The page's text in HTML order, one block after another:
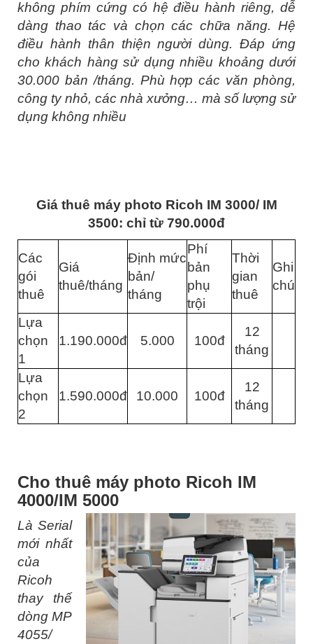
không phím cứng có hệ điều hành riêng, dễ
dàng thao tác và chọn các chữa năng. Hệ
điều hành thân thiện người dùng. Đáp ứng
cho khách hàng sử dụng nhiều khoảng dưới
30.000 bản /tháng. Phù hợp các văn phòng,
công ty nhỏ, các nhà xưởng… mà số lượng sử
dụng không nhiều
Giá thuê máy photo Ricoh IM 3000/ IM
3500: chỉ từ 790.000đ
Các
gói
thuê
Giá
thuê/tháng
Định mức
bản/
tháng
Phí
bản
phụ
trội
Thời
gian
thuê
Ghi
chú
Lựa
chọn
1
1.190.000đ 5.000 100đ
12
tháng
Lựa
chọn
2
1.590.000đ 10.000 100đ
12
tháng
Cho thuê máy photo Ricoh IM
4000/IM 5000
Là Serial
mới nhất
của
Ricoh
thay thế
dòng MP
4055/